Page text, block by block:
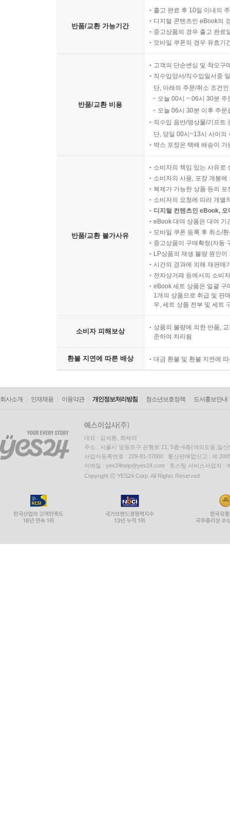
반품/교환 가능기간
출고 완료 후 10일 이내의
디지털 콘텐츠인 eBook의
중고상품의 경우 출고 완료
모바일 쿠폰의 경우 유효기
반품/교환 비용
고객의 단순변심 및 착오구
직수입양서/직수입일서중
단, 아래의 주문/취소 조건
오늘 00시 ~ 06시 30분
오늘 06시 30분 이후 주
직수입 음반/영상물/기프트
단, 당일 00시~13시 사이의
박스 포장은 택배 배송이
반품/교환 불가사유
소비자의 책임 있는 사유로
소비자의 사용, 포장 개봉
복제가 가능한 상품 등의
소비자의 요청에 따라 개별
디지털 컨텐츠인 eBook,
eBook 대여 상품은 대여 기
모바일 쿠폰 등록 후 취소/
중고상품이 구매확정(자동
LP상품의 재생 불량 원인
시간의 경과에 의해 재판매
전자상거래 등에서의 소비
eBook 세트 상품은 일괄 구
1개의 상품으로 취급 및 판
우, 세트 상품 전부 및 세트
소비자 피해보상
상품의 불량에 의한 반품,
준하여 처리됨
환불 지연에 따른 배상 대금 환불 및 환불 지연에
회사소개 인재채용 이용약관 개인정보처리방침 청소년보호정책 도서홍보안내
대표 : 김석환, 최세라
주소 : 서울시 영등포구 은행로 11, 5층~6층(여의도동,일신
사업자등록번호 : 229-81-37000 통신판매업신고 : 제
이메일 : yes24help@yes24.com 호스팅 서비스사업자 :
Copyright ⓒ YES24 Corp. All Rights Reserved.